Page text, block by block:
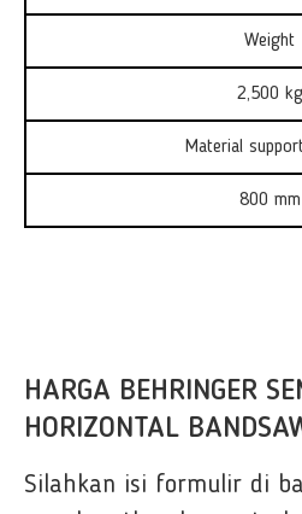
Weight
2,500 kg
Material
800 mm
HARGA BEHRINGER
HORIZONTAL
Silahkan isi formulir di